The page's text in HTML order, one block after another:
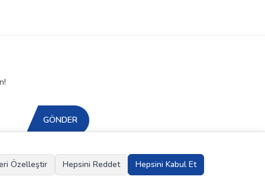
GÖNDER
Özelleştir Hepsini Reddet Hepsini Kabul Et